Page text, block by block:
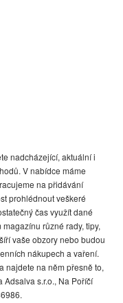
nadcházející, aktuální i
V nabídce máme
na přidávání
prohlédnout veškeré
čas využít dané
různé rady, tipy,
vaše obzory nebo budou
nákupech a vaření.
najdete na něm přesně to,
s.r.o., Na Poříčí